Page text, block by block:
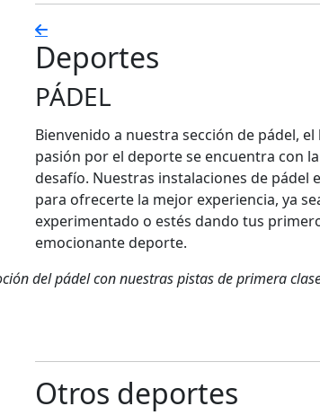
Deportes
PÁDEL
Bienvenido a nuestra sección de pádel,
pasión por el deporte se encuentra con
desafío. Nuestras instalaciones de pádel
para ofrecerte la mejor experiencia, ya
experimentado o estés dando tus
emocionante deporte.
del pádel con nuestras pistas de primera
Otros deportes